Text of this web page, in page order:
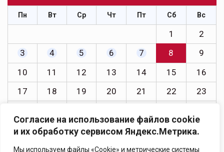
Согласие на использование файлов cookie
и их обработку сервисом Яндекс.Метрика.
Мы используем файлы «Cookie» и метрические системы
Пн Вт Ср Чт Пт Сб Вс
1
2
3
4 5 6 7 8
9
10
11 12 13 14 15
16
17
18 19 20 21 22
23
31
« Июл